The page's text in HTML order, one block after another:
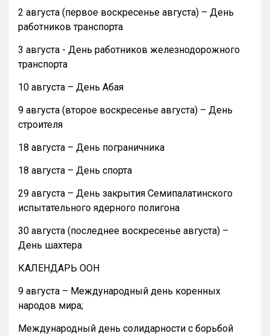
2 августа (первое воскресенье августа) – День
работников транспорта
3 августа - День работников железнодорожного
транспорта
10 августа – День Абая
9 августа (второе воскресенье августа) – День
строителя
18 августа – День пограничника
18 августа – День спорта
29 августа – День закрытия Семипалатинского
испытательного ядерного полигона
30 августа (последнее воскресенье августа) –
День шахтера
КАЛЕНДАРЬ ООН
9 августа – Международный день коренных
народов мира;
Международный день солидарности с борьбой